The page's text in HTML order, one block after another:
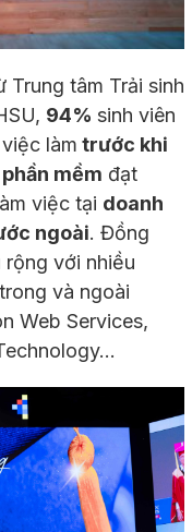
tâm Trải sinh
94% sinh viên
làm trước khi
mềm đạt
việc tại doanh
ngoài. Đồng
rộng với nhiều
và ngoài
Web Services,